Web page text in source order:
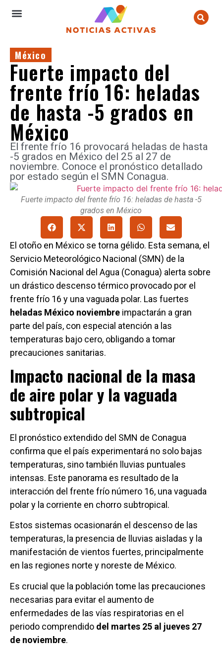
México
Fuerte impacto del
frente frío 16: heladas
de hasta -5 grados en
México
El frente frío 16 provocará heladas de hasta
-5 grados en México del 25 al 27 de
noviembre. Conoce el pronóstico detallado
por estado según el SMN Conagua.
Fuerte impacto del frente frío 16: heladas de hasta -5
grados en México
El otoño en México se torna gélido. Esta semana, el
Servicio Meteorológico Nacional (SMN) de la
Comisión Nacional del Agua (Conagua) alerta sobre
un drástico descenso térmico provocado por el
frente frío 16 y una vaguada polar. Las fuertes
heladas México noviembre impactarán a gran
parte del país, con especial atención a las
temperaturas bajo cero, obligando a tomar
precauciones sanitarias.
Impacto nacional de la masa
de aire polar y la vaguada
subtropical
El pronóstico extendido del SMN de Conagua
confirma que el país experimentará no solo bajas
temperaturas, sino también lluvias puntuales
intensas. Este panorama es resultado de la
interacción del frente frío número 16, una vaguada
polar y la corriente en chorro subtropical.
Estos sistemas ocasionarán el descenso de las
temperaturas, la presencia de lluvias aisladas y la
manifestación de vientos fuertes, principalmente
en las regiones norte y noreste de México.
Es crucial que la población tome las precauciones
necesarias para evitar el aumento de
enfermedades de las vías respiratorias en el
periodo comprendido del martes 25 al jueves 27
de noviembre.